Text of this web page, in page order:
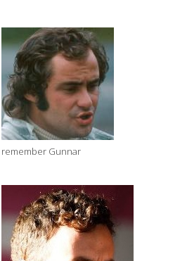
remember Gunnar